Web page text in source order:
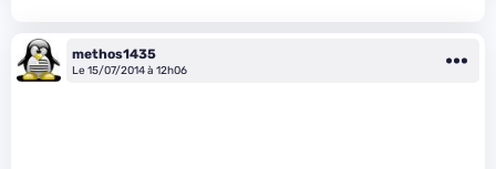
methos1435
Le 15/07/2014 à 12h06